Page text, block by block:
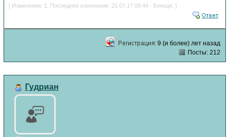
[ Изменения: 1. Последнее изменение: 21.07.17 09:44 - Бенедя. ]
9 (и более) лет назад
Посты: 212
Гудриан